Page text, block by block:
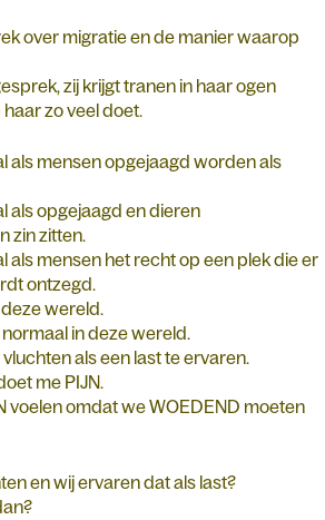
over migratie en de manier waarop
zij krijgt tranen in haar ogen
zo veel doet.
als mensen opgejaagd worden als
als opgejaagd en dieren
zin zitten.
als mensen het recht op een plek die er
ontzegd.
wereld.
in deze wereld.
als een last te ervaren.
me PIJN.
voelen omdat we WOEDEND moeten
en wij ervaren dat als last?